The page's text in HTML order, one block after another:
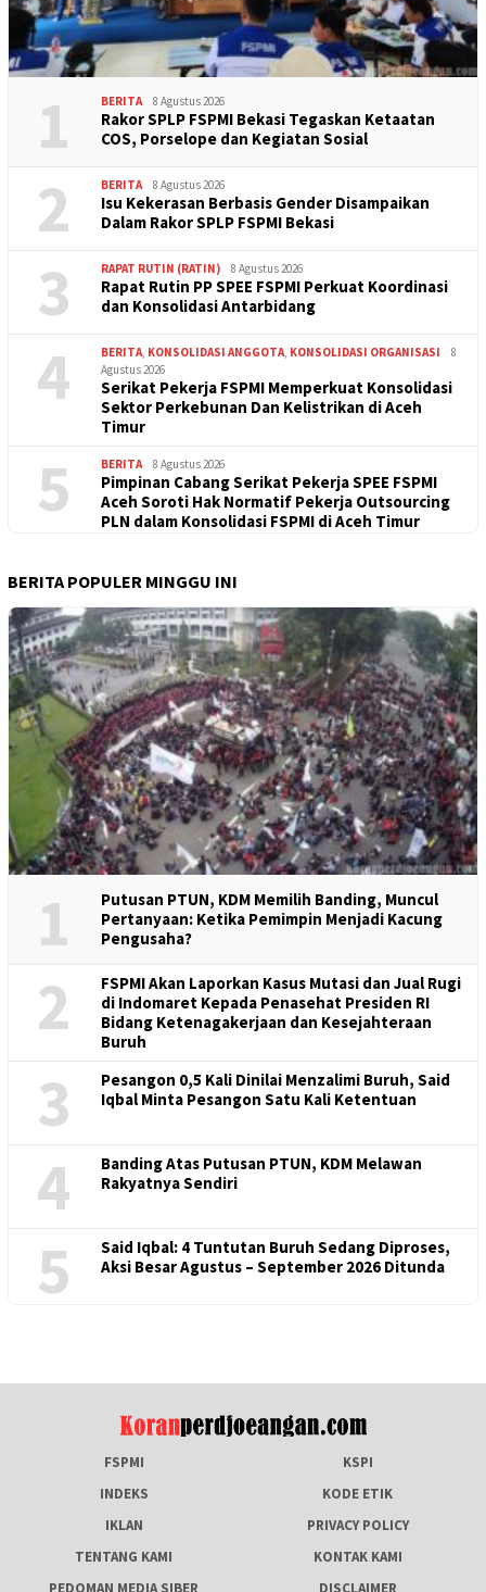
1 BERITA 8 Agustus 2026
Rakor SPLP FSPMI Bekasi Tegaskan Ketaatan
COS, Porselope dan Kegiatan Sosial
2 BERITA 8 Agustus 2026
Isu Kekerasan Berbasis Gender Disampaikan
Dalam Rakor SPLP FSPMI Bekasi
3 RAPAT RUTIN (RATIN) 8 Agustus 2026
Rapat Rutin PP SPEE FSPMI Perkuat Koordinasi
dan Konsolidasi Antarbidang
4 BERITA, KONSOLIDASI ANGGOTA, KONSOLIDASI ORGANISASI
8
Agustus 2026
Serikat Pekerja FSPMI Memperkuat Konsolidasi
Sektor Perkebunan Dan Kelistrikan di Aceh
Timur
5 BERITA 8 Agustus 2026
Pimpinan Cabang Serikat Pekerja SPEE FSPMI
Aceh Soroti Hak Normatif Pekerja Outsourcing
PLN dalam Konsolidasi FSPMI di Aceh Timur
BERITA POPULER MINGGU INI
1
Putusan PTUN, KDM Memilih Banding, Muncul
Pertanyaan: Ketika Pemimpin Menjadi Kacung
Pengusaha?
2
FSPMI Akan Laporkan Kasus Mutasi dan Jual Rugi
di Indomaret Kepada Penasehat Presiden RI
Bidang Ketenagakerjaan dan Kesejahteraan
Buruh
3
Pesangon 0,5 Kali Dinilai Menzalimi Buruh, Said
Iqbal Minta Pesangon Satu Kali Ketentuan
4
Banding Atas Putusan PTUN, KDM Melawan
Rakyatnya Sendiri
5
Said Iqbal: 4 Tuntutan Buruh Sedang Diproses,
Aksi Besar Agustus – September 2026 Ditunda
FSPMI
KSPI
INDEKS
KODE ETIK
IKLAN
PRIVACY POLICY
TENTANG KAMI
KONTAK KAMI
PEDOMAN MEDIA SIBER
DISCLAIMER